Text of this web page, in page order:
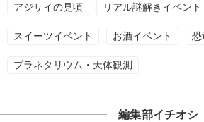
アジサイの見頃 リアル謎解きイベント
スイーツイベント お酒イベント 恐
プラネタリウム・天体観測
編集部イチオシ